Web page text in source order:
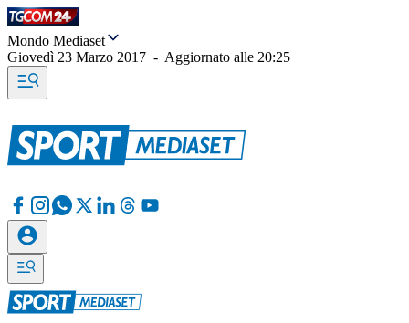
Mondo Mediaset
Giovedì 23 Marzo 2017 - Aggiornato alle 20:25